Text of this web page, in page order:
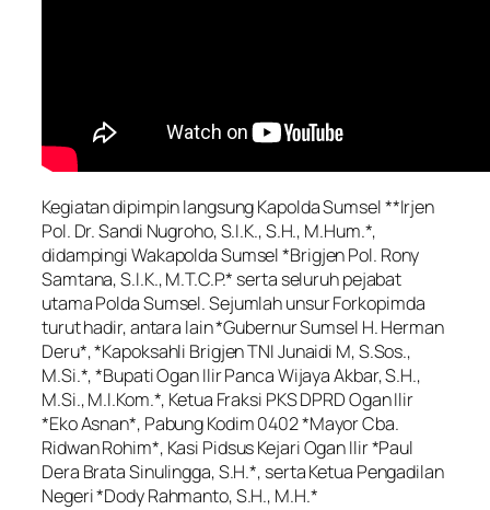
Kegiatan dipimpin langsung Kapolda Sumsel **Irjen
Pol. Dr. Sandi Nugroho, S.I.K., S.H., M.Hum.*,
didampingi Wakapolda Sumsel *Brigjen Pol. Rony
Samtana, S.I.K., M.T.C.P.* serta seluruh pejabat
utama Polda Sumsel. Sejumlah unsur Forkopimda
turut hadir, antara lain *Gubernur Sumsel H. Herman
Deru*, *Kapoksahli Brigjen TNI Junaidi M, S.Sos.,
M.Si.*, *Bupati Ogan Ilir Panca Wijaya Akbar, S.H.,
M.Si., M.I.Kom.*, Ketua Fraksi PKS DPRD Ogan Ilir
*Eko Asnan*, Pabung Kodim 0402 *Mayor Cba.
Ridwan Rohim*, Kasi Pidsus Kejari Ogan Ilir *Paul
Dera Brata Sinulingga, S.H.*, serta Ketua Pengadilan
Negeri *Dody Rahmanto, S.H., M.H.*